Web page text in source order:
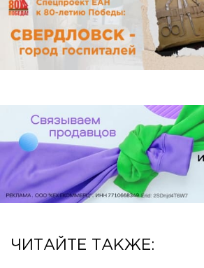
ЧИТАЙТЕ ТАКЖЕ: